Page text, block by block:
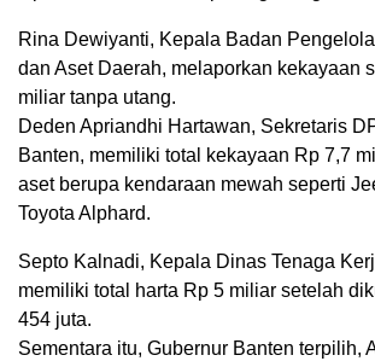
Rina Dewiyanti, Kepala Badan
dan Aset Daerah, melaporkan kekayaan
miliar tanpa utang.
Deden Apriandhi Hartawan, Sekretaris
Banten, memiliki total kekayaan Rp 7,7
aset berupa kendaraan mewah seperti
Toyota Alphard.
Septo Kalnadi, Kepala Dinas Tenaga
memiliki total harta Rp 5 miliar setelah
454 juta.
Sementara itu, Gubernur Banten terpilih,